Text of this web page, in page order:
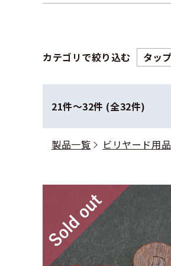
カテゴリで絞り込む
21件〜32件 (全32件)
製品一覧 ビリヤード用品